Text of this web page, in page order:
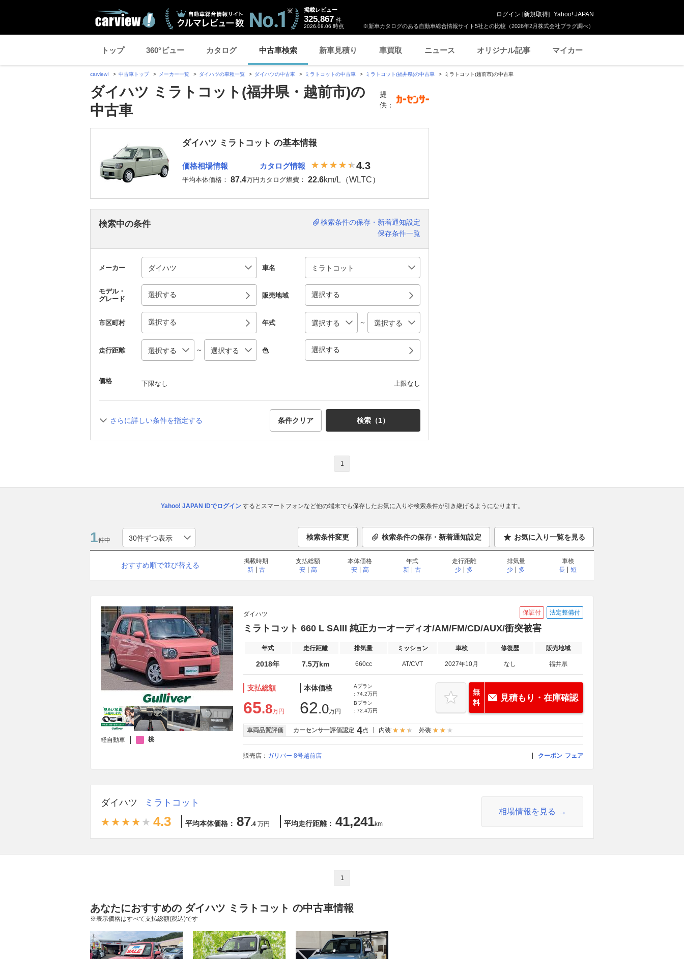
※新車カタログのある自動車総合情報サイト5社との比較（2026年2月株式会社プラグ調べ）
掲載レビュー
325,867 件
2026.08.06 時点
ログイン [新規取得] Yahoo! JAPAN
トップ 360°ビュー カタログ 中古車検索 新車見積り 車買取 ニュース オリジナル記事 マイカー
carview! 中古車トップ メーカー一覧 ダイハツの車種一覧 ダイハツの中古車 ミラトコットの中古車 ミラトコット(福井県)の中古車 ミラトコット(越前市)の中古車
ダイハツ ミラトコット(福井県・越前市)の
中古車
提
供：
ダイハツ ミラトコット の基本情報
価格相場情報
平均本体価格： 87.4万円
カタログ情報 4.3
カタログ燃費： 22.6km/L（WLTC）
検索中の条件
検索条件の保存・新着通知設定
保存条件一覧
メーカー 車名
モデル・
グレード
選択する 販売地域 選択する
市区町村 選択する 年式 ～
走行距離 ～ 色 選択する
価格 下限なし 上限なし
さらに詳しい条件を指定する 条件クリア 検索（1）
1
Yahoo! JAPAN IDでログインするとスマートフォンなど他の端末でも保存したお気に入りや検索条件が引き継げるようになります。
1件中 検索条件変更 検索条件の保存・新着通知設定 お気に入り一覧を見る
おすすめ順で並び替える
掲載時期
新
古
支払総額
安
高
本体価格
安
高
年式
新
古
走行距離
少
多
排気量
少
多
車検
長
短
軽自動車 桃
ダイハツ 保証付 法定整備付
ミラトコット 660 L SAIII 純正カーオーディオ/AM/FM/CD/AUX/衝突被害
年式 走行距離 排気量 ミッション 車検 修復歴 販売地域
2018年 7.5万km 660cc AT/CVT 2027年10月 なし 福井県
支払総額
65.8万円
本体価格
62.0万円
Aプラン
: 74.2万円
Bプラン
: 72.4万円
無
料
見積もり・在庫確認
車両品質評価 カーセンサー評価認定 4点 内装: 外装:
販売店： ガリバー 8号越前店 クーポン フェア
ダイハツ ミラトコット
4.3 平均本体価格： 87.4 万円 平均走行距離： 41,241km
相場情報を見る
1
あなたにおすすめの ダイハツ ミラトコット の中古車情報
※表示価格はすべて支払総額(税込)です